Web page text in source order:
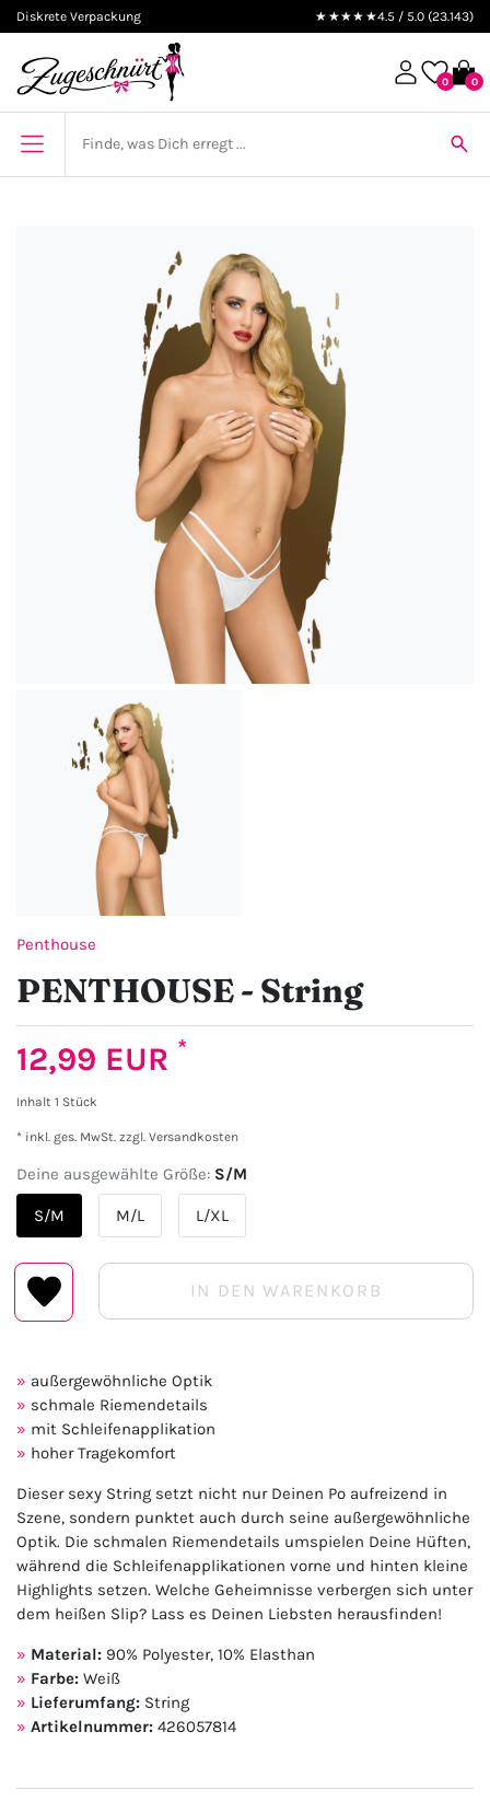
Diskrete Verpackung ★★★★★4.5 / 5.0 (23.143)
0 0
Penthouse
PENTHOUSE - String
12,99 EUR *
Inhalt 1 Stück
* inkl. ges. MwSt. zzgl. Versandkosten
Deine ausgewählte Größe: S/M
S/M M/L L/XL
IN DEN WARENKORB
außergewöhnliche Optik
schmale Riemendetails
mit Schleifenapplikation
hoher Tragekomfort
Dieser sexy String setzt nicht nur Deinen Po aufreizend in
Szene, sondern punktet auch durch seine außergewöhnliche
Optik. Die schmalen Riemendetails umspielen Deine Hüften,
während die Schleifenapplikationen vorne und hinten kleine
Highlights setzen. Welche Geheimnisse verbergen sich unter
dem heißen Slip? Lass es Deinen Liebsten herausfinden!
Material: 90% Polyester, 10% Elasthan
Farbe: Weiß
Lieferumfang: String
Artikelnummer: 426057814